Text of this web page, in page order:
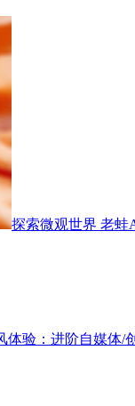
探索微观世界 老蛙
体验：进阶自媒体/